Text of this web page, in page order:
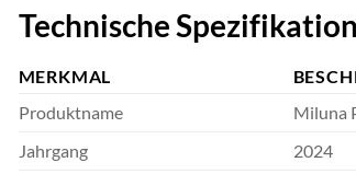
Technische
MERKMAL
Produktname
Miluna
Jahrgang
2024